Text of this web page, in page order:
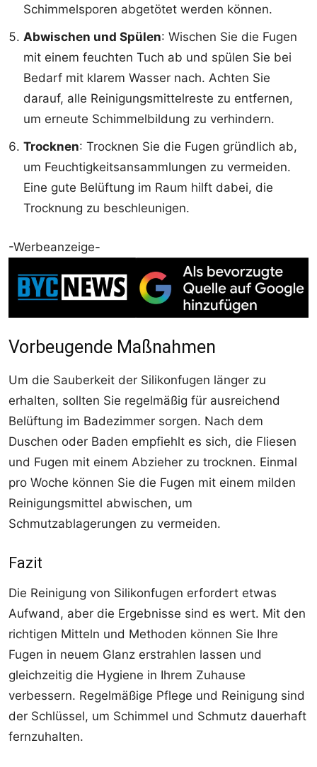
Schimmelsporen abgetötet werden können.
Abwischen und Spülen: Wischen Sie die Fugen
mit einem feuchten Tuch ab und spülen Sie bei
Bedarf mit klarem Wasser nach. Achten Sie
darauf, alle Reinigungsmittelreste zu entfernen,
um erneute Schimmelbildung zu verhindern.
Trocknen: Trocknen Sie die Fugen gründlich ab,
um Feuchtigkeitsansammlungen zu vermeiden.
Eine gute Belüftung im Raum hilft dabei, die
Trocknung zu beschleunigen.
-Werbeanzeige-
Vorbeugende Maßnahmen
Um die Sauberkeit der Silikonfugen länger zu
erhalten, sollten Sie regelmäßig für ausreichend
Belüftung im Badezimmer sorgen. Nach dem
Duschen oder Baden empfiehlt es sich, die Fliesen
und Fugen mit einem Abzieher zu trocknen. Einmal
pro Woche können Sie die Fugen mit einem milden
Reinigungsmittel abwischen, um
Schmutzablagerungen zu vermeiden.
Fazit
Die Reinigung von Silikonfugen erfordert etwas
Aufwand, aber die Ergebnisse sind es wert. Mit den
richtigen Mitteln und Methoden können Sie Ihre
Fugen in neuem Glanz erstrahlen lassen und
gleichzeitig die Hygiene in Ihrem Zuhause
verbessern. Regelmäßige Pflege und Reinigung sind
der Schlüssel, um Schimmel und Schmutz dauerhaft
fernzuhalten.